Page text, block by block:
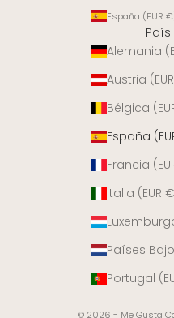
España (EUR
País
Alemania
Austria
Bélgica
España
Francia
Italia (EUR
Países
Portugal
© 2026 - Me Gusta